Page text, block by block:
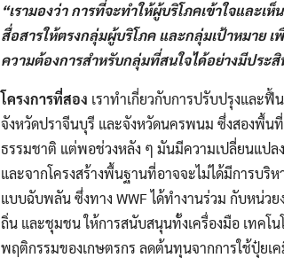
“เรามองว่า​ การที่จะทำให้ผู้บริโภคเข้าใจและ
สื่อสารให้ตรงกลุ่มผู้บริโภค และกลุ่มเป้าหมาย​
ความต้องการสำหรับกลุ่มที่สนใจได้อย่างมีประ
โครงการที่สอง เราทำเกี่ยวกับการปรับปรุง​และ
จังหวัดปราจีนบุรี​ และจังหวัดนครพนม​ ซึ่งสองพื้น
ธรรมชาติ​ แต่พอช่วงหลัง ๆ​ มันมีความเปลี่ยนแปล
และจากโครงสร้างพื้นฐานที่อาจจะไม่ได้มีการบ
แบบฉับพลัน ซึ่งทาง WWF​ ได้ทำงานร่วม กับหน่ว
ถิ่น​ และชุมชน​ ให้การสนับสนุนทั้งเครื่องมือ​ เทคโน
พฤติกรรม​ของเกษตรกร​ ลดต้นทุนจากการใช้ปุ๋ยเ